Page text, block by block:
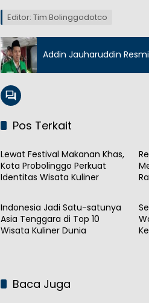
Editor: Tim Bolinggodotco
Addin Jauharuddin
Pos Terkait
Kuliner
Lewat Festival Makanan Khas,
Kota Probolinggo Perkuat
Identitas Wisata Kuliner
Kuliner
Indonesia Jadi Satu-satunya
Asia Tenggara di Top 10
Wisata Kuliner Dunia
Baca Juga